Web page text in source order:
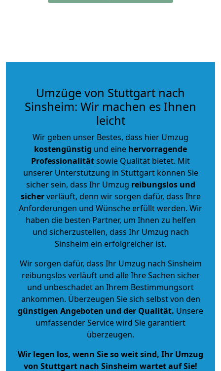
Umzüge von Stuttgart nach
Sinsheim: Wir machen es Ihnen
leicht
Wir geben unser Bestes, dass hier Umzug
kostengünstig und eine hervorragende
Professionalitätsowie Qualität bietet. Mit
unserer Unterstützung in Stuttgart können Sie
sicher sein, dass Ihr Umzug reibungslos und
sicherverläuft, denn wir sorgen dafür, dass Ihre
Anforderungen und Wünsche erfüllt werden. Wir
haben die besten Partner, um Ihnen zu helfen
und sicherzustellen, dass Ihr Umzug nach
Sinsheim ein erfolgreicher ist.
Wir sorgen dafür, dass Ihr Umzug nach Sinsheim
reibungslos verläuft und alle Ihre Sachen sicher
und unbeschadet an Ihrem Bestimmungsort
ankommen. Überzeugen Sie sich selbst von den
günstigen Angeboten und der Qualität. Unsere
umfassender Service wird Sie garantiert
überzeugen.
Wir legen los, wenn Sie so weit sind, Ihr Umzug
von Stuttgart nach Sinsheim wartet auf Sie!